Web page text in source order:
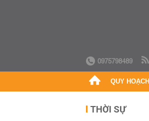
0975798489
QUY HOẠCH
THỜI SỰ